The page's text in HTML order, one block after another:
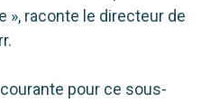
», raconte le directeur de
pour ce sous-